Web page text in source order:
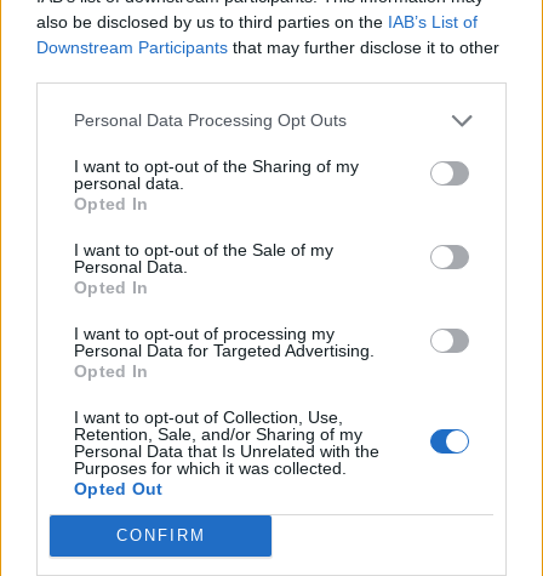
also be disclosed by us to third parties on the IAB’s List of
Downstream Participants that may further disclose it to other
Personal Data Processing Opt Outs
I want to opt-out of the Sharing of my
personal data.
Opted In
I want to opt-out of the Sale of my
Personal Data.
Opted In
I want to opt-out of processing my
Personal Data for Targeted Advertising.
Opted In
I want to opt-out of Collection, Use,
Retention, Sale, and/or Sharing of my
Personal Data that Is Unrelated with the
Purposes for which it was collected.
Opted Out
CONFIRM
Metlen: Ρεκόρ EBITDA στο α'
εξάμηνο, στα 550 εκατ. ευρώ –
Καθαρά κέρδη 313 εκατ. ευρώ.